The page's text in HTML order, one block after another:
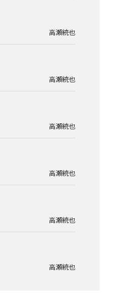
高瀬統也
高瀬統也
高瀬統也
高瀬統也
高瀬統也
高瀬統也